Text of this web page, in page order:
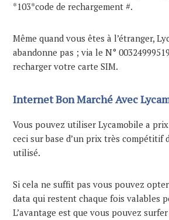
*103*code de rechargement #.
Même quand vous êtes à l’étranger,
abandonne pas ; via le N°
recharger votre carte SIM.
Internet Bon Marché Avec
Vous pouvez utiliser Lycamobile a
ceci sur base d’un prix très compétitif
utilisé.
Si cela ne suffit pas vous pouvez
data qui restent chaque fois valables
L’avantage est que vous pouvez